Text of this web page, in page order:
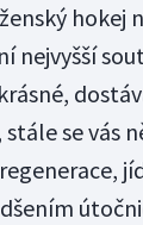
nejvyšší
se vás